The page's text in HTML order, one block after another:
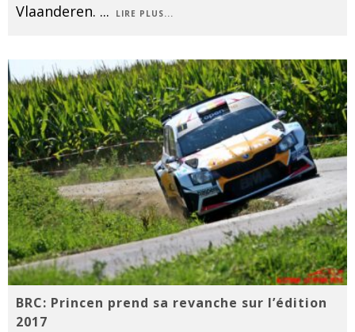
Vlaanderen. ... LIRE PLUS...
BRC: Princen prend sa revanche sur l’édition
2017